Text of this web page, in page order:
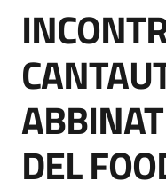
English
site
Seguici
su
DEL